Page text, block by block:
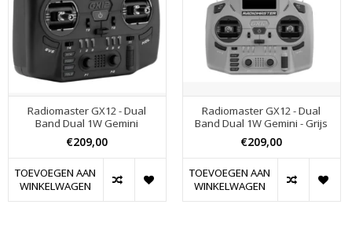
Radiomaster GX12 - Dual
Band Dual 1W Gemini
€209,00
TOEVOEGEN AAN
WINKELWAGEN
Radiomaster GX12 - Dual
Band Dual 1W Gemini - Grijs
€209,00
TOEVOEGEN AAN
WINKELWAGEN